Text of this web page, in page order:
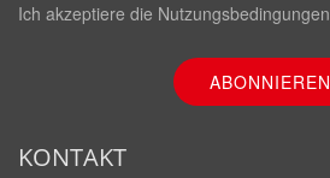
Ich akzeptiere die Nutzungsbedingungen
KONTAKT